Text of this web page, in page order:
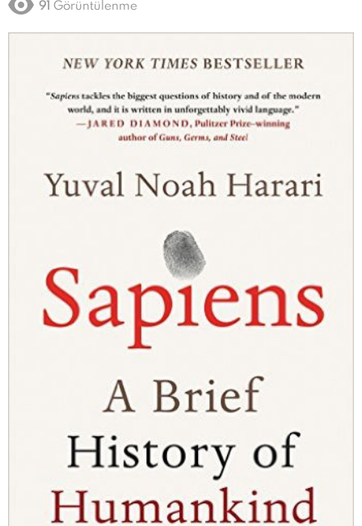
91 Görüntülenme